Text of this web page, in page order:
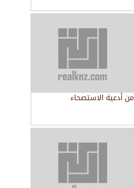
من أدعية الاستصحاء